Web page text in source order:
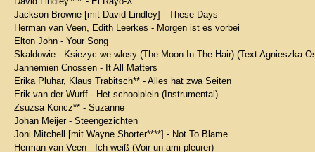
Jackson Browne [mit David Lindley] - These Days
Herman van Veen, Edith Leerkes - Morgen ist es vorbei
Elton John - Your Song
Skaldowie - Ksiezyc we wlosy (The Moon In The Hair) (Text Agnieszka
Jannemien Cnossen - It All Matters
Erika Pluhar, Klaus Trabitsch** - Alles hat zwa Seiten
Erik van der Wurff - Het schoolplein (Instrumental)
Zsuzsa Koncz** - Suzanne
Johan Meijer - Steengezichten
Joni Mitchell [mit Wayne Shorter****] - Not To Blame
Herman van Veen - Ich weiß (Voir un ami pleurer)